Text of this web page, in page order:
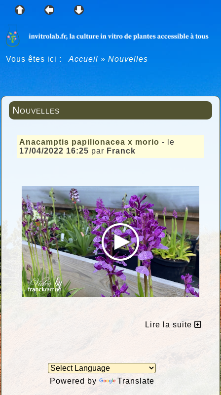
Vous êtes ici : Accueil » Nouvelles
Powered by Translate
Nouvelles
Anacamptis papilionacea x morio - le
17/04/2022 16:25 par Franck
Lire la suite